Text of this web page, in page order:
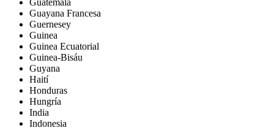
Guayana Francesa
Guernesey
Guinea
Guinea Ecuatorial
Guinea-Bisáu
Guyana
Haití
Honduras
Hungría
India
Indonesia